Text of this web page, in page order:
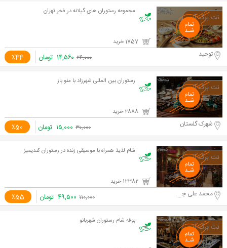
مجموعه رستوران های گیلانه در فخر تهران
٪44 توحید ۲۶,۰۰۰ ۱۴,۵۶۰ تومان
رستوران بین المللی شهرزاد با منو باز
٪50 شهرک گلستان ۳۰,۰۰۰ ۱۵,۰۰۰ تومان
شام لذیذ همراه با موسیقی زنده در رستوران کندیمیز
٪55 محمد علی جناح ۱۱۰,۰۰۰ ۴۹,۵۰۰ تومان
بوفه شام رستوران شهربانو